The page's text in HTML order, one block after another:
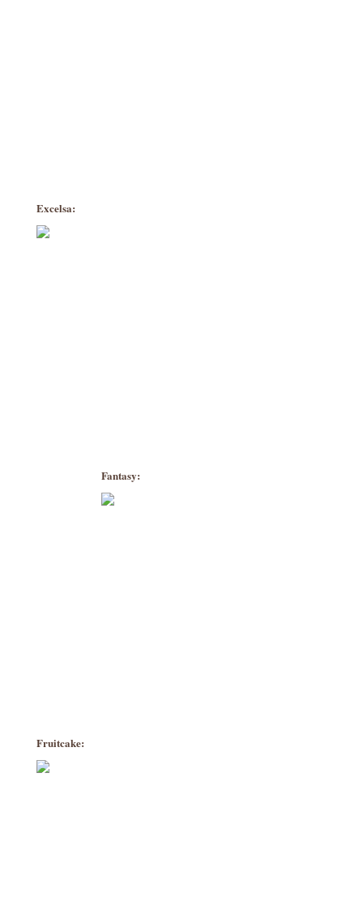
Excelsa:
Fantasy:
Fruitcake: